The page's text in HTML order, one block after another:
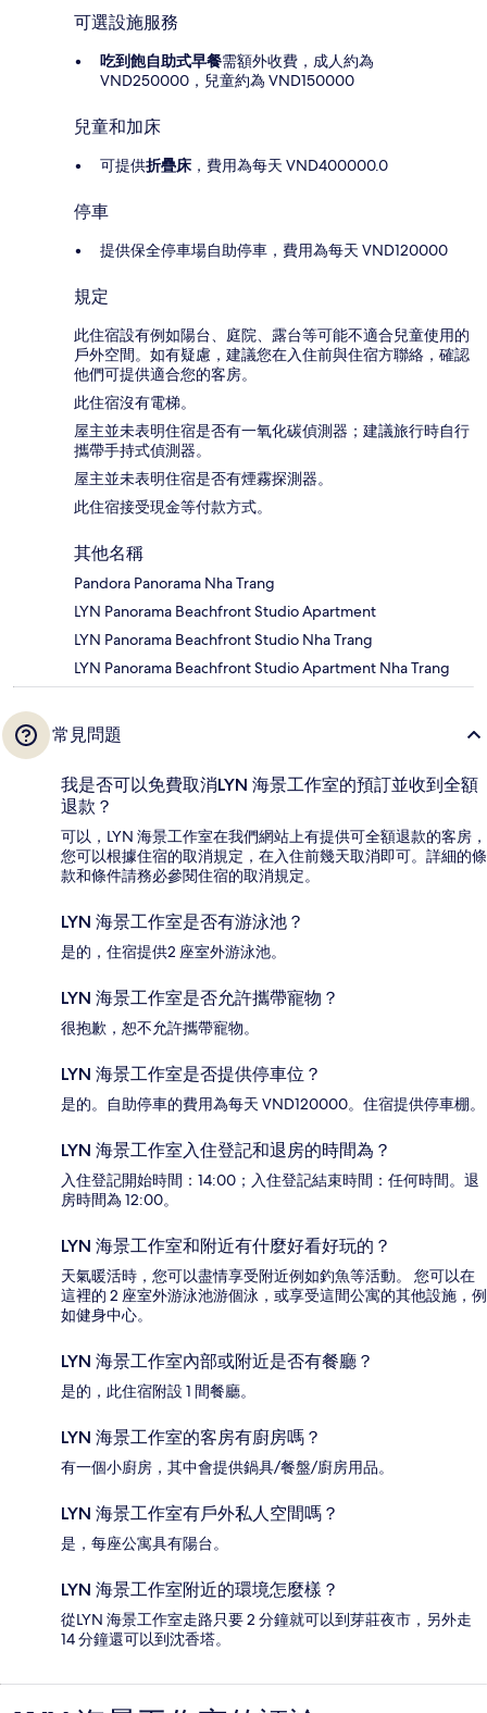
可選設施服務
吃到飽自助式早餐需額外收費，成人約為
VND250000，兒童約為 VND150000
兒童和加床
可提供折疊床 ，費用為每天 VND400000.0
停車
提供保全停車場自助停車，費用為每天 VND120000
規定
此住宿設有例如陽台、庭院、露台等可能不適合兒童使用的
戶外空間。如有疑慮，建議您在入住前與住宿方聯絡，確認
他們可提供適合您的客房。
此住宿沒有電梯。
屋主並未表明住宿是否有一氧化碳偵測器；建議旅行時自行
攜帶手持式偵測器。
屋主並未表明住宿是否有煙霧探測器。
此住宿接受現金等付款方式。
其他名稱
Pandora Panorama Nha Trang
LYN Panorama Beachfront Studio Apartment
LYN Panorama Beachfront Studio Nha Trang
LYN Panorama Beachfront Studio Apartment Nha Trang
常見問題
我是否可以免費取消LYN 海景工作室的預訂並收到全額
退款？
可以，LYN 海景工作室在我們網站上有提供可全額退款的客房，
您可以根據住宿的取消規定，在入住前幾天取消即可。詳細的條
款和條件請務必參閱住宿的取消規定。
LYN 海景工作室是否有游泳池？
是的，住宿提供2 座室外游泳池。
LYN 海景工作室是否允許攜帶寵物？
很抱歉，恕不允許攜帶寵物。
LYN 海景工作室是否提供停車位？
是的。自助停車的費用為每天 VND120000。住宿提供停車棚。
LYN 海景工作室入住登記和退房的時間為？
入住登記開始時間：14:00；入住登記結束時間：任何時間。退
房時間為 12:00。
LYN 海景工作室和附近有什麼好看好玩的？
天氣暖活時，您可以盡情享受附近例如釣魚等活動。 您可以在
這裡的 2 座室外游泳池游個泳，或享受這間公寓的其他設施，例
如健身中心。
LYN 海景工作室內部或附近是否有餐廳？
是的，此住宿附設 1 間餐廳。
LYN 海景工作室的客房有廚房嗎？
有一個小廚房，其中會提供鍋具/餐盤/廚房用品。
LYN 海景工作室有戶外私人空間嗎？
是，每座公寓具有陽台。
LYN 海景工作室附近的環境怎麼樣？
從LYN 海景工作室走路只要 2 分鐘就可以到芽莊夜市，另外走
14 分鐘還可以到沈香塔。